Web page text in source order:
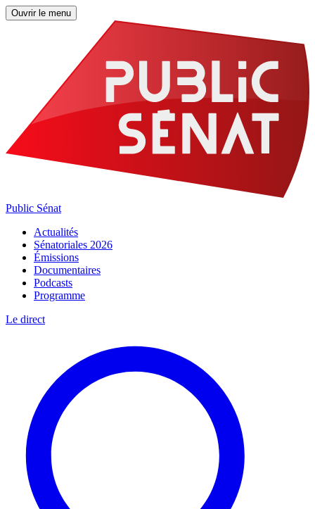
Ouvrir le menu
Public Sénat
Actualités
Sénatoriales 2026
Émissions
Documentaires
Podcasts
Programme
Le direct